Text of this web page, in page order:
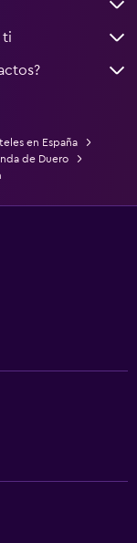
ti
en España
de Duero